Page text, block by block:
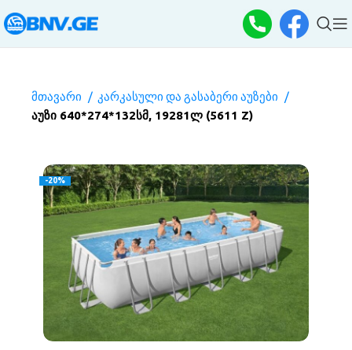
მთავარი
კარკასული და გასაბერი აუზები
აუზი 640*274*132სმ, 19281ლ (5611 Z)
-20%